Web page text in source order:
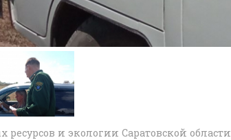
и экологии Саратовской области